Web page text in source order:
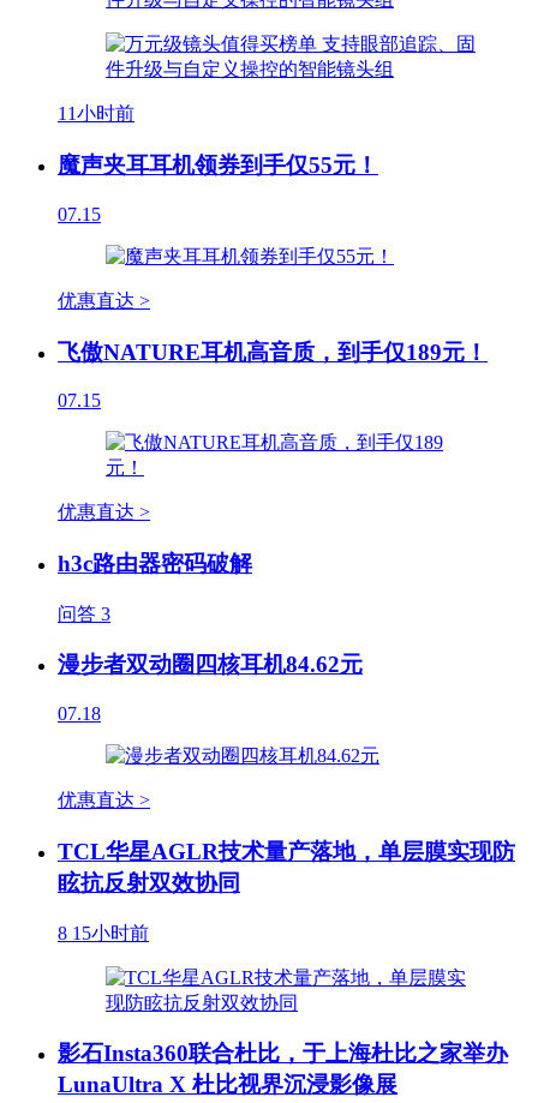
11小时前
魔声夹耳耳机领券到手仅55元！
07.15
优惠直达 >
飞傲NATURE耳机高音质，到手仅189元！
07.15
优惠直达 >
h3c路由器密码破解
问答 3
漫步者双动圈四核耳机84.62元
07.18
优惠直达 >
TCL华星AGLR技术量产落地，单层膜实现防
眩抗反射双效协同
8 15小时前
影石Insta360联合杜比，于上海杜比之家举办
LunaUltra X 杜比视界沉浸影像展